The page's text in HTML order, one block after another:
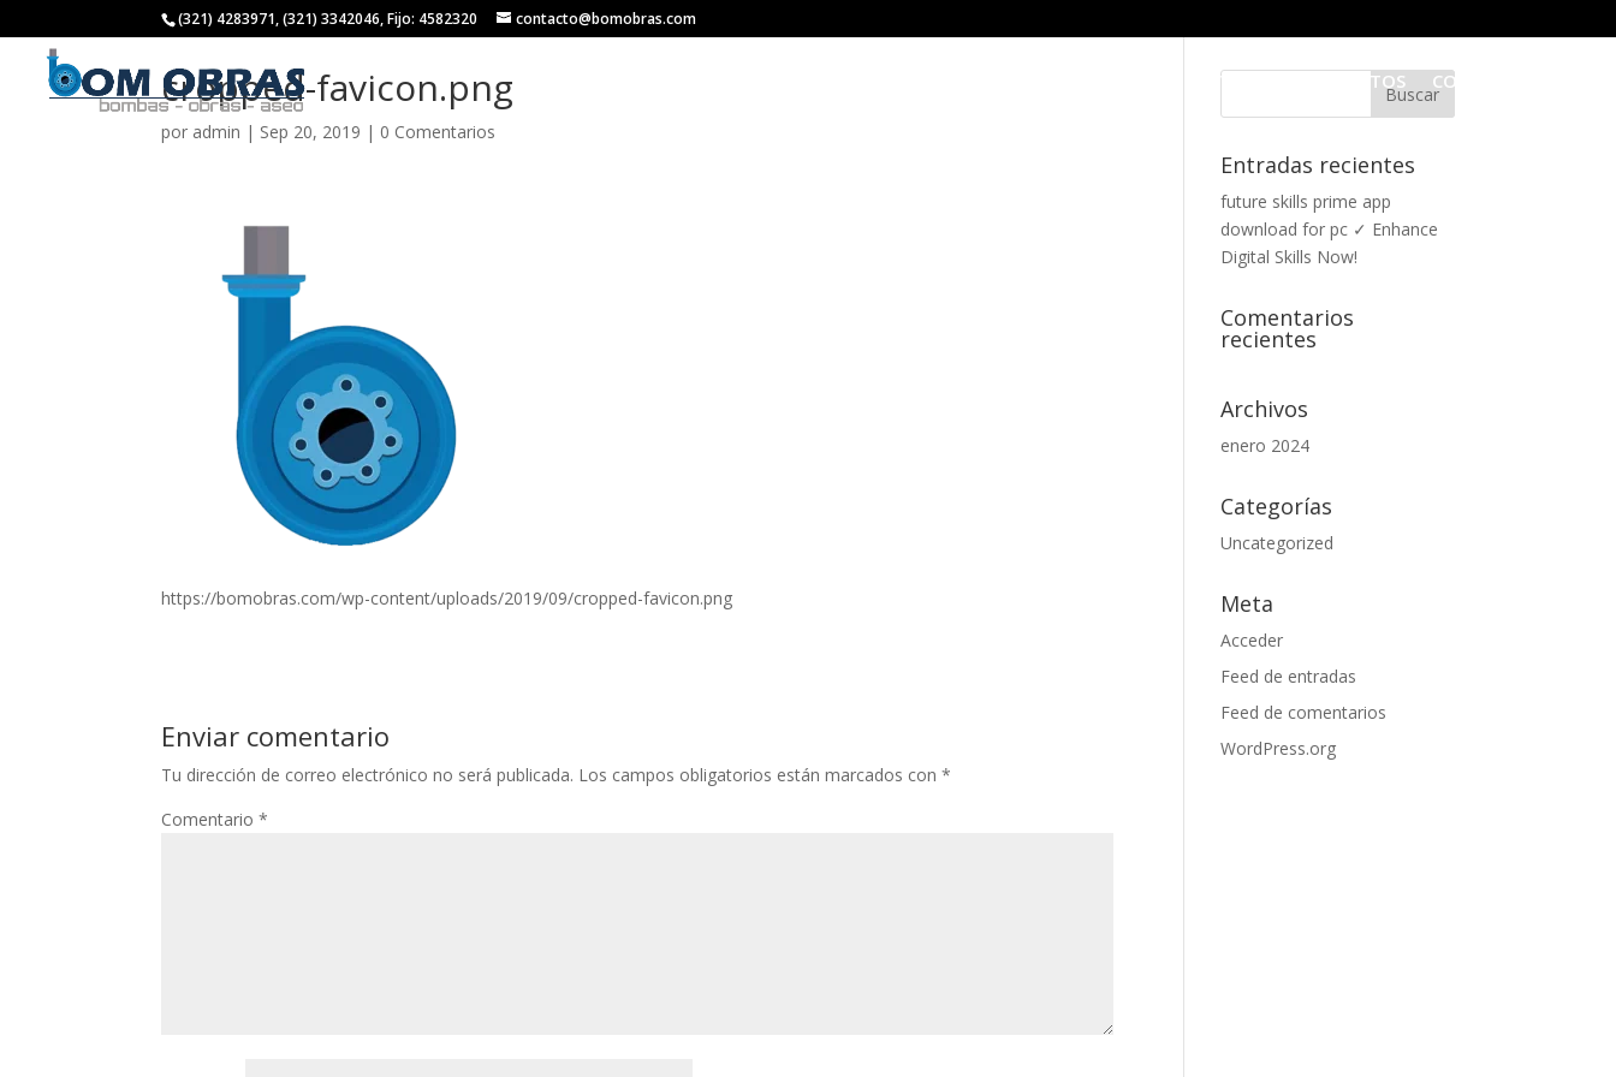
(321) 4283971, (321) 3342046, Fijo: 4582320 contacto@bomobras.com
SERVICIOS PROYECTOS CONTACTO
cropped-favicon.png
por admin | Sep 20, 2019 | 0 Comentarios
https://bomobras.com/wp-content/uploads/2019/09/cropped-favicon.png
Enviar comentario
Tu dirección de correo electrónico no será publicada. Los campos obligatorios están marcados con*
Comentario*
Entradas recientes
future skills prime app
download for pc ✓ Enhance
Digital Skills Now!
Comentarios
recientes
Archivos
enero 2024
Categorías
Uncategorized
Meta
Acceder
Feed de entradas
Feed de comentarios
WordPress.org